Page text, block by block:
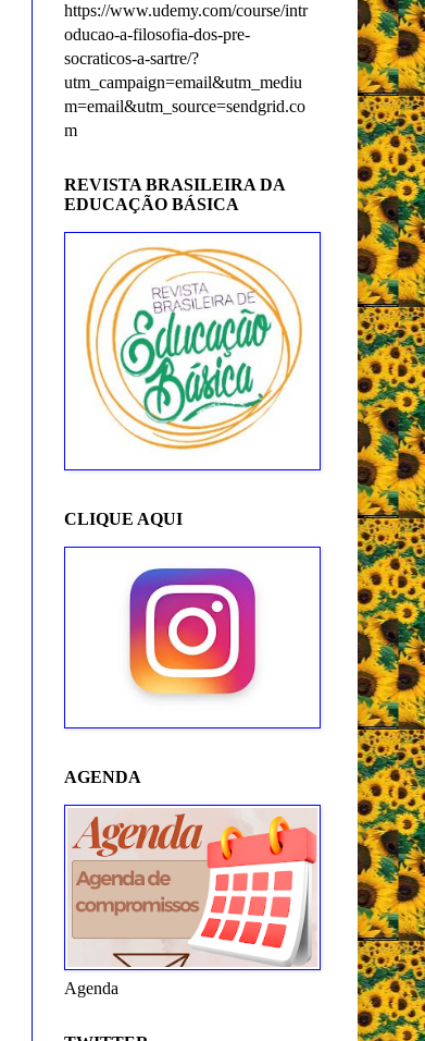
https://www.udemy.com/course/intr
oducao-a-filosofia-dos-pre-
socraticos-a-sartre/?
utm_campaign=email&utm_mediu
m=email&utm_source=sendgrid.co
m
REVISTA BRASILEIRA DA
EDUCAÇÃO BÁSICA
CLIQUE AQUI
AGENDA
Agenda